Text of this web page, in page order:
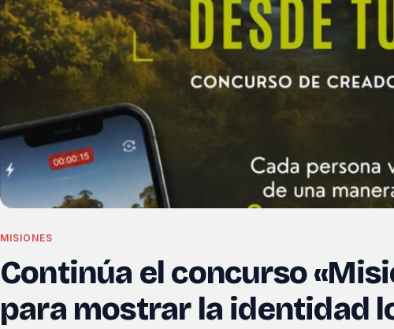
MISIONES
Continúa el concurso
para mostrar la identidad